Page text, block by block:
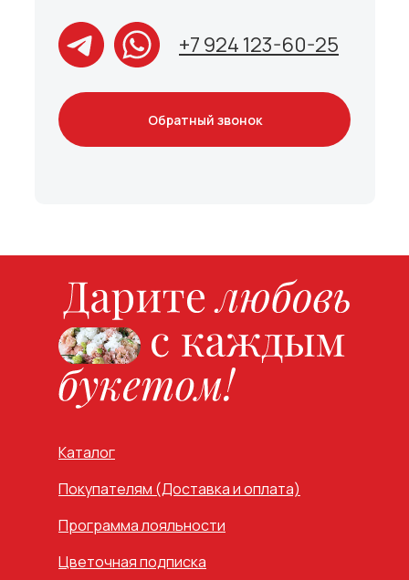
+7 924 123-60-25
Обратный звонок
Каталог
Покупателям (Доставка и оплата)
Программа лояльности
Цветочная подписка